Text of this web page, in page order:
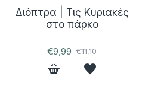
Διόπτρα | Τις Κυριακές
στο πάρκο
€9,99 €11,10